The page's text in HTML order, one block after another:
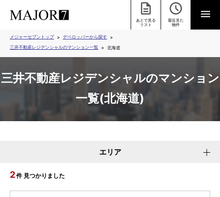
あとで見る
リスト
最近見た
物件
メジャーセブントップ
デベロッパーから探す
三井不動産レジデンシャルのマンション一覧
北海道
三井不動産レジデンシャルのマンション
一覧(北海道)
エリア
2件 見つかりました